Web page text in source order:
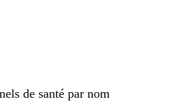
de santé par nom